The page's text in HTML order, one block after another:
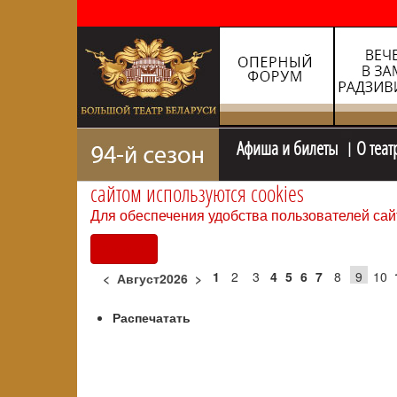
Афиша и билеты О
сайтом используются cookies
Для обеспечения удобства пользователей
< Август2026 > 1 2 3 4 5 6 7 8 9 10
Распечатать